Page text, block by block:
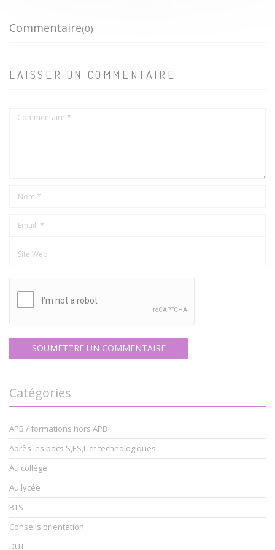
Commentaire(0)
LAISSER UN COMMENTAIRE
Catégories
APB / formations hors APB
Après les bacs S,ES,L et technologiques
Au collège
Au lycée
BTS
Conseils orientation
DUT